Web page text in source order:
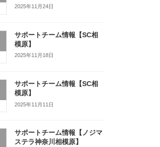
2025年11月24日
サポートチーム情報【SC相
模原】
2025年11月18日
サポートチーム情報【SC相
模原】
2025年11月11日
サポートチーム情報【ノジマ
ステラ神奈川相模原】